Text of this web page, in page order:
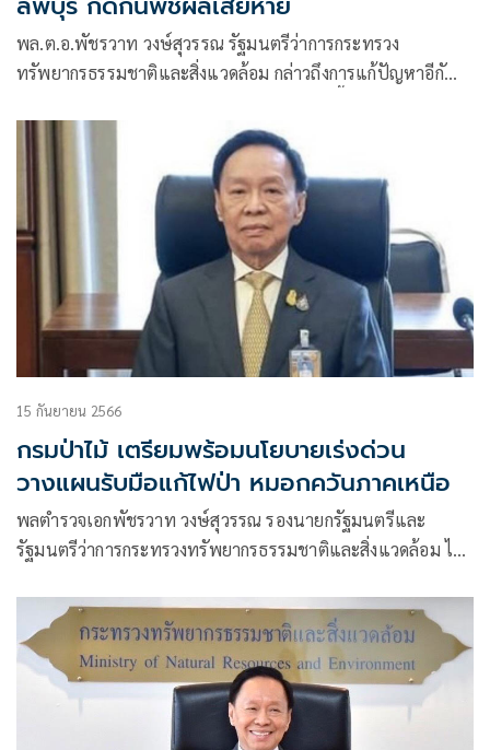
พล.ต.อ.พัชรวาท วงษ์สุวรรณ รัฐมนตรีว่าการกระทรวง
ทรัพยากรธรรมชาติและสิ่งแวดล้อม กล่าวถึงการแก้ปัญหาอีกั
15 กันยายน 2566
กรมป่าไม้ เตรียมพร้อมนโยบายเร่งด่วน
วางแผนรับมือแก้ไฟป่า หมอกควันภาคเหนือ
พลตำรวจเอกพัชรวาท วงษ์สุวรรณ รองนายกรัฐมนตรีและ
รัฐมนตรีว่าการกระทรวงทรัพยากรธรรมชาติและสิ่งแวดล้อม ได้
ในการป้องกันการเกิดปัญหาไฟป่าและการแก้ไขปัญหาฝุ่นละออง